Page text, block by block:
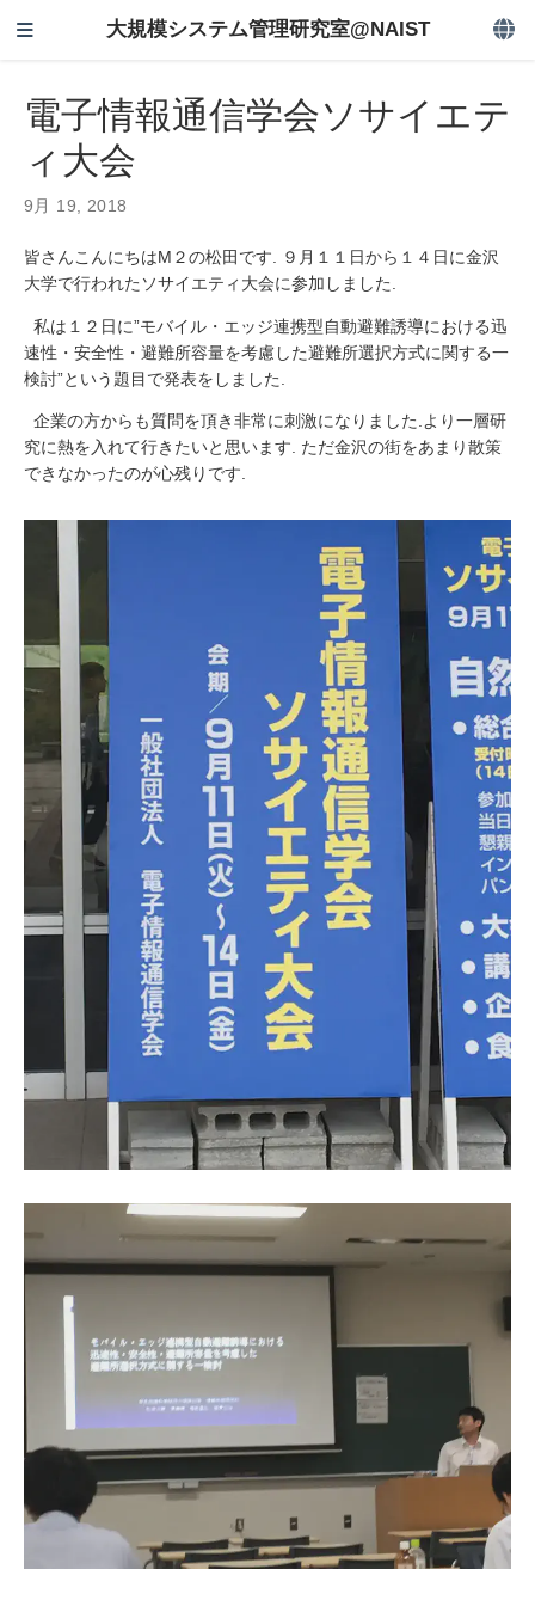
大規模システム管理研究室@NAIST
電子情報通信学会ソサイエテ
ィ大会
9月 19, 2018
皆さんこんにちはM２の松田です. ９月１１日から１４日に金沢
大学で行われたソサイエティ大会に参加しました.
私は１２日に”モバイル・エッジ連携型自動避難誘導における迅
速性・安全性・避難所容量を考慮した避難所選択方式に関する一
検討”という題目で発表をしました.
企業の方からも質問を頂き非常に刺激になりました.より一層研
究に熱を入れて行きたいと思います. ただ金沢の街をあまり散策
できなかったのが心残りです.